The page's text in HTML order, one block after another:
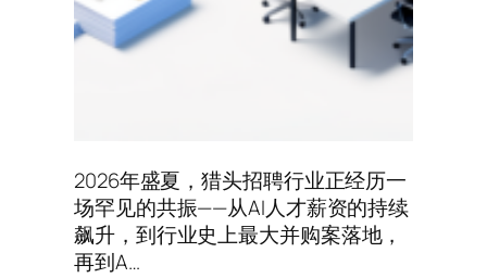
2026年盛夏，猎头招聘行业正经历一
场罕见的共振——从AI人才薪资的持续
飙升，到行业史上最大并购案落地，
再到A…